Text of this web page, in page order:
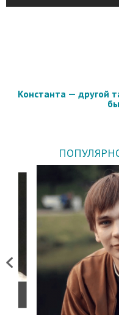
Константа — другой
Previous